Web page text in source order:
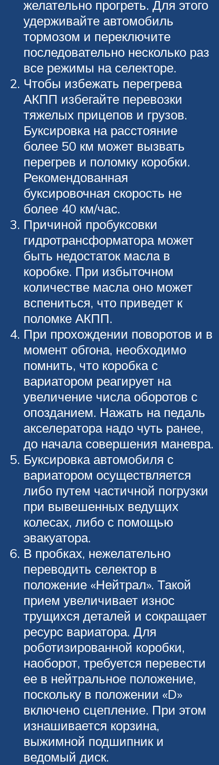
желательно прогреть. Для этого
удерживайте автомобиль
тормозом и переключите
последовательно несколько раз
все режимы на селекторе.
Чтобы избежать перегрева
АКПП избегайте перевозки
тяжелых прицепов и грузов.
Буксировка на расстояние
более 50 км может вызвать
перегрев и поломку коробки.
Рекомендованная
буксировочная скорость не
более 40 км/час.
Причиной пробуксовки
гидротрансформатора может
быть недостаток масла в
коробке. При избыточном
количестве масла оно может
вспениться, что приведет к
поломке АКПП.
При прохождении поворотов и в
момент обгона, необходимо
помнить, что коробка с
вариатором реагирует на
увеличение числа оборотов с
опозданием. Нажать на педаль
акселератора надо чуть ранее,
до начала совершения маневра.
Буксировка автомобиля с
вариатором осуществляется
либо путем частичной погрузки
при вывешенных ведущих
колесах, либо с помощью
эвакуатора.
В пробках, нежелательно
переводить селектор в
положение «Нейтрал». Такой
прием увеличивает износ
трущихся деталей и сокращает
ресурс вариатора. Для
роботизированной коробки,
наоборот, требуется перевести
ее в нейтральное положение,
поскольку в положении «D»
включено сцепление. При этом
изнашивается корзина,
выжимной подшипник и
ведомый диск.